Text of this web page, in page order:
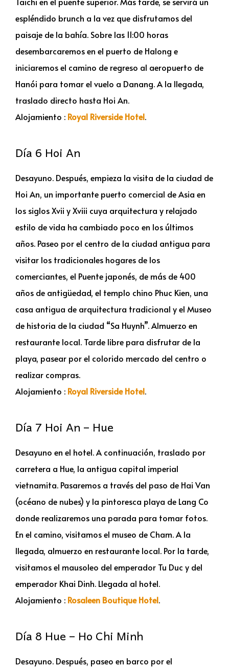
espléndido brunch a la vez que disfrutamos del
paisaje de la bahía. Sobre las 11:00 horas
desembarcaremos en el puerto de Halong e
iniciaremos el camino de regreso al aeropuerto de
Hanói para tomar el vuelo a Danang. A la llegada,
traslado directo hasta Hoi An.
Alojamiento : Royal Riverside Hotel.
Día 6 Hoi An
Desayuno. Después, empieza la visita de la ciudad de
Hoi An, un importante puerto comercial de Asia en
los siglos Xvii y Xviii cuya arquitectura y relajado
estilo de vida ha cambiado poco en los últimos
años. Paseo por el centro de la ciudad antigua para
visitar los tradicionales hogares de los
comerciantes, el Puente japonés, de más de 400
años de antigüedad, el templo chino Phuc Kien, una
casa antigua de arquitectura tradicional y el Museo
de historia de la ciudad “Sa Huynh”. Almuerzo en
restaurante local. Tarde libre para disfrutar de la
playa, pasear por el colorido mercado del centro o
realizar compras.
Alojamiento : Royal Riverside Hotel.
Día 7 Hoi An – Hue
Desayuno en el hotel. A continuación, traslado por
carretera a Hue, la antigua capital imperial
vietnamita. Pasaremos a través del paso de Hai Van
(océano de nubes) y la pintoresca playa de Lang Co
donde realizaremos una parada para tomar fotos.
En el camino, visitamos el museo de Cham. A la
llegada, almuerzo en restaurante local. Por la tarde,
visitamos el mausoleo del emperador Tu Duc y del
emperador Khai Dinh. Llegada al hotel.
Alojamiento : Rosaleen Boutique Hotel.
Día 8 Hue – Ho Chi Minh
Desayuno. Después, paseo en barco por el